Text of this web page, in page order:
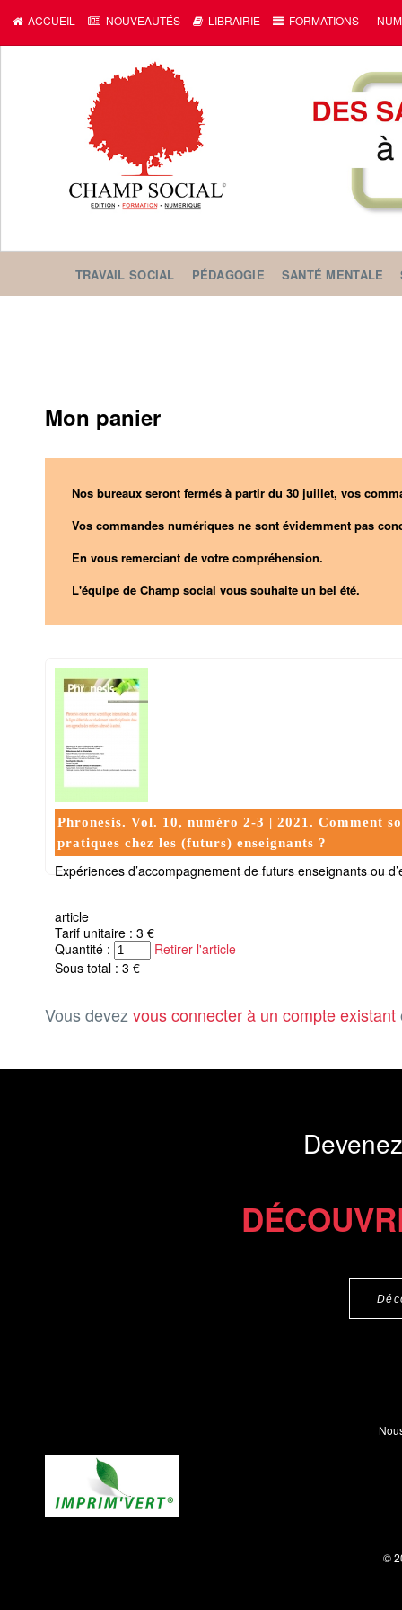
ACCUEIL NOUVEAUTÉS LIBRAIRIE FORMATIONS
TRAVAIL SOCIAL PÉDAGOGIE SANTÉ MENTALE
Mon panier
Nos bureaux seront fermés à partir du 30 juillet, vos
Vos commandes numériques ne sont évidemment pas
En vous remerciant de votre compréhension.
L'équipe de Champ social vous souhaite un bel été.
Phronesis. Vol. 10, numéro 2-3 | 2021. Comment
pratiques chez les (futurs) enseignants ?
Expériences d’accompagnement de futurs enseignants ou
article
Tarif unitaire : 3 €
Quantité :
Retirer l'article
Sous total : 3 €
Vous devez vous connecter à un compte existant
©